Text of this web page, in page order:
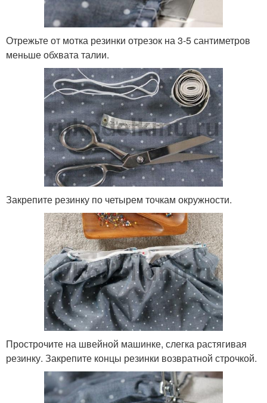
Отрежьте от мотка резинки отрезок на 3-5 сантиметров
меньше обхвата талии.
Закрепите резинку по четырем точкам окружности.
Прострочите на швейной машинке, слегка растягивая
резинку. Закрепите концы резинки возвратной строчкой.